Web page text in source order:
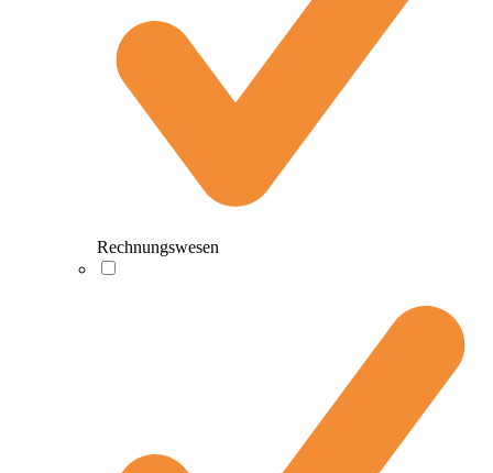
Rechnungswesen